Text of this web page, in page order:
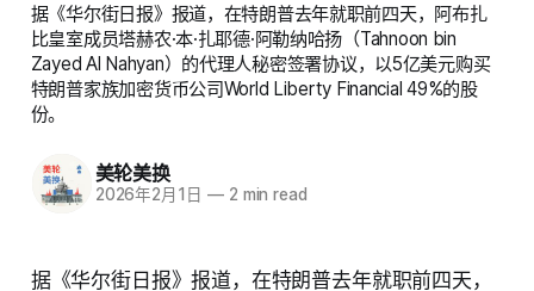
据《华尔街日报》报道，在特朗普去年就职前四天，阿布扎
比皇室成员塔赫农·本·扎耶德·阿勒纳哈扬（Tahnoon bin
Zayed Al Nahyan）的代理人秘密签署协议，以5亿美元购买
特朗普家族加密货币公司World Liberty Financial 49%的股
份。
美轮美换
2026年2月1日 —2 min read
据《华尔街日报》报道，在特朗普去年就职前四天，